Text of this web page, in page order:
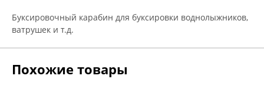
Буксировочный карабин для буксировки воднолыжников,
ватрушек и т.д.
Похожие товары